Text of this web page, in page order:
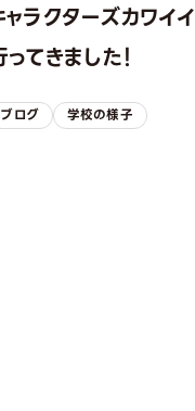
ラクターズカワイイ
てきました！
ブログ
学校の様子